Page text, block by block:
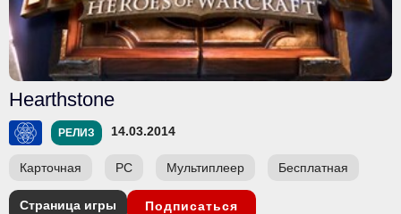
Hearthstone
РЕЛИЗ 14.03.2014
Карточная PC Мультиплеер Бесплатная
Страница игры Подписаться